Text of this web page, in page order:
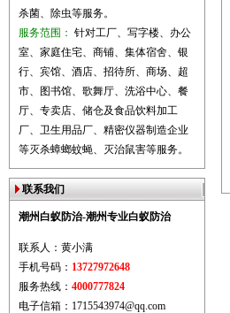
杀菌、除虫等服务。
服务范围： 针对工厂、写字楼、办公
室、家庭住宅、商铺、集体宿舍、银
行、宾馆、酒店、招待所、商场、超
市、图书馆、歌舞厅、洗浴中心、餐
厅、专卖店、储仓及食品饮料加工
厂、卫生用品厂、精密仪器制造企业
等灭杀蟑螂蚊蝇、灭治鼠害等服务。
联系我们
潮州白蚁防治-潮州专业白蚁防治
联系人：黄小满
手机号码： 13727972648
服务热线： 4000777824
电子信箱：1715543974@qq.com